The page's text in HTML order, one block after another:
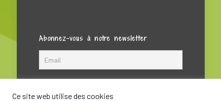
Abonnez-vous à notre newsletter
Ce site web utilise des cookies